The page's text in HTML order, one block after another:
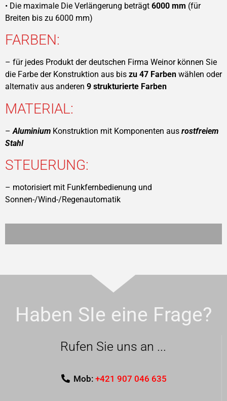
• Die maximale Die Verlängerung beträgt 6000 mm (für
Breiten bis zu 6000 mm)
FARBEN:
– für jedes Produkt der deutschen Firma Weinor können Sie
die Farbe der Konstruktion aus bis zu 47 Farben wählen oder
alternativ aus anderen 9 strukturierte Farben
MATERIAL:
– Aluminium Konstruktion mit Komponenten aus rostfreiem
Stahl
STEUERUNG:
– motorisiert mit Funkfernbedienung und
Sonnen-/Wind-/Regenautomatik
Haben SIe eine Frage?
Rufen Sie uns an ...
Mob: +421 907 046 635